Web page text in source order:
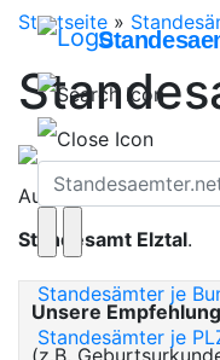
Standesämter je
Standesämter je
Startseite »
Auf dieser Seite
Standesamt Elztal.
Unsere
(z.B.